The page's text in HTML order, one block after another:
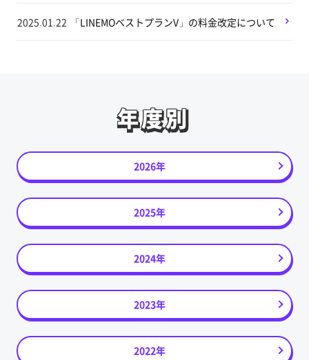
2025.01.22 「LINEMOベストプランV」の料金改定について
年度別
年度別
2026年
2025年
2024年
2023年
2022年